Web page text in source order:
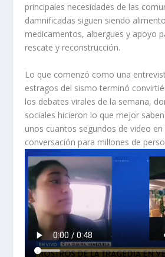
principales necesidades de las
damnificadas siguen siendo
medicamentos, albergues y apoyo
rescate y reconstrucción.
Lo que comenzó como una
estragos del sismo terminó
los debates virales de la semana,
sociales hicieron lo que mejor
unos cuantos segundos de video
conversación para millones de